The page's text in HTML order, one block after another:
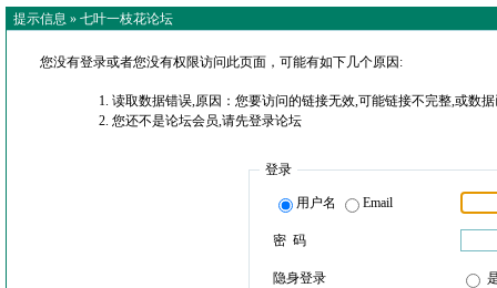
提示信息 » 七叶一枝花论坛
您没有登录或者您没有权限访问此页面，可能有如下几个原因:
读取数据错误,原因：您要访问的链接无效,可能链接不完整,或数
您还不是论坛会员,请先登录论坛
登录
用户名 Email
密 码
隐身登录